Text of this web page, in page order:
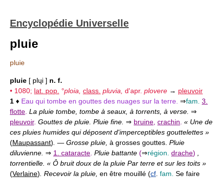
Encyclopédie Universelle
pluie
pluie
pluie [ plɥi ] n. f.
• 1080; lat. pop. °ploia, class. pluvia, d'apr. plovere → pleuvoir
1 ♦ Eau qui tombe en gouttes des nuages sur la terre. ⇒fam. 3.
flotte La pluie tombe, tombe à seaux, à torrents, à verse. ⇒
pleuvoir. Gouttes de pluie. Pluie fine. ⇒ bruine crachin « Une de
ces pluies humides qui déposent d'imperceptibles gouttelettes »
(Maupassant) — Grosse pluie, à grosses gouttes. Pluie
diluvienne. ⇒ 1. cataracte Pluie battante (⇒région. drache)
torrentielle. « Ô bruit doux de la pluie Par terre et sur les toits »
(Verlaine) . Recevoir la pluie, en être mouillé (cf fam. Se faire